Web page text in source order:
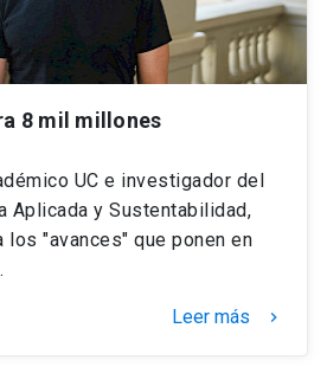
8 mil millones
UC e investigador del
Aplicada y Sustentabilidad,
los "avances" que ponen en
Leer más keyboard_arrow_right